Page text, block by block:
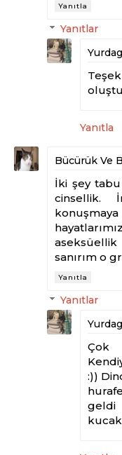
Yanıtla
Yanıtlar
Yanıtla
Bücürük Ve
İki şey
cinsellik.
sanırım o
Yanıtla
Yanıtlar
Çok
:))
geldi